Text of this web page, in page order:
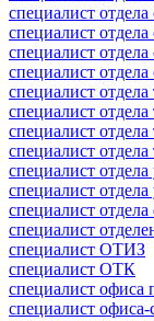
специалист
специалист
специалист отдела
специалист
специалист отдела
специалист отдела
специалист
специалист
специалист
специалист отдела
специалист
специалист
специалист ОТИЗ
специалист ОТК
специалист офиса
специалист офиса-